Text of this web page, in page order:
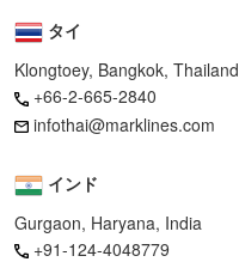
タイ
Klongtoey, Bangkok, Thailand
+66-2-665-2840
infothai@marklines.com
インド
Gurgaon, Haryana, India
+91-124-4048779